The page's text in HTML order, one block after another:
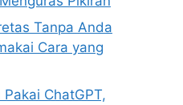
Tanpa Anda
Cara yang
ChatGPT,